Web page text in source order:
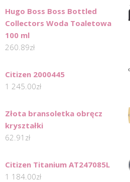
Hugo Boss Boss Bottled
Collectors Woda Toaletowa
100 ml
260.89zł
Citizen 2000445
1 245.00zł
Złota bransoletka obręcz
kryształki
62.91 zł
Citizen Titanium AT247085L
1 184.00zł